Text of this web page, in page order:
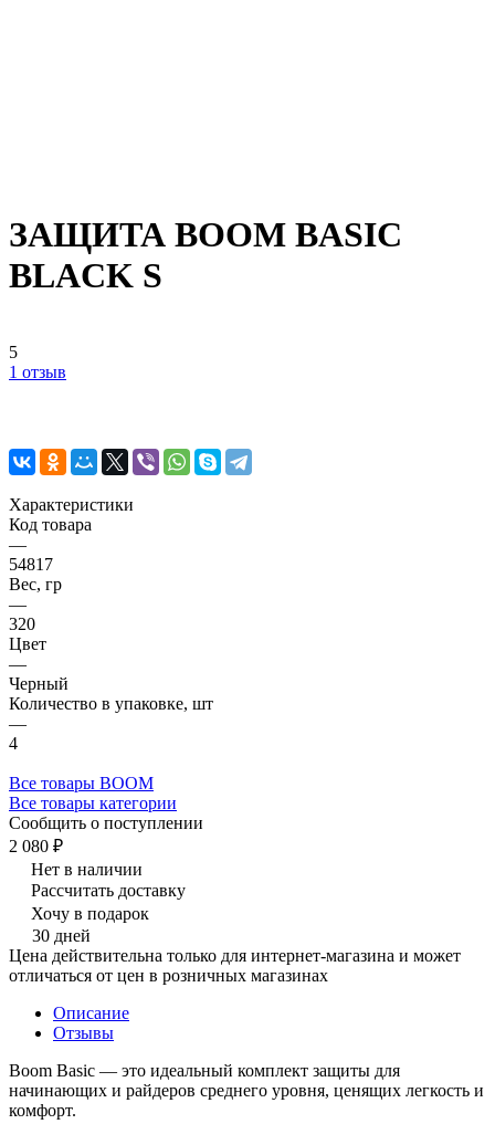
ЗАЩИТА BOOM BASIC
BLACK S
5
1 отзыв
Характеристики
Код товара
—
54817
Вес, гр
—
320
Цвет
—
Черный
Количество в упаковке, шт
—
4
Все товары BOOM
Все товары категории
Сообщить о поступлении
2 080 ₽
Нет в наличии
Рассчитать доставку
Хочу в подарок
30 дней
Цена действительна только для интернет-магазина и может
отличаться от цен в розничных магазинах
Описание
Отзывы
Boom Basic — это идеальный комплект защиты для
начинающих и райдеров среднего уровня, ценящих легкость и
комфорт.